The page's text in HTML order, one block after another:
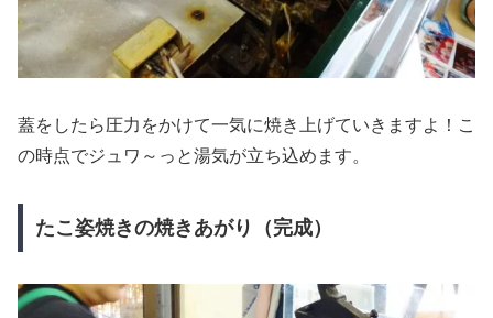
蓋をしたら圧力をかけて一気に焼き上げていきますよ！ こ
の時点でジュワ～っと湯気が立ち込めます。
たこ姿焼きの焼きあがり（完成）